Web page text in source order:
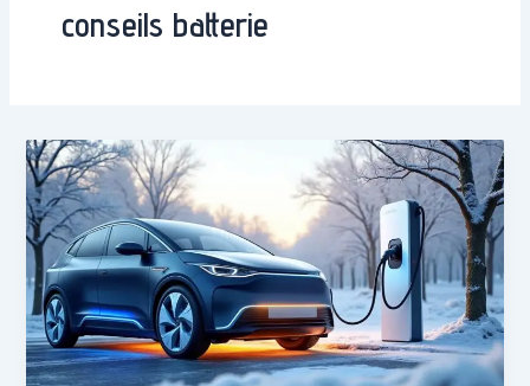
conseils batterie